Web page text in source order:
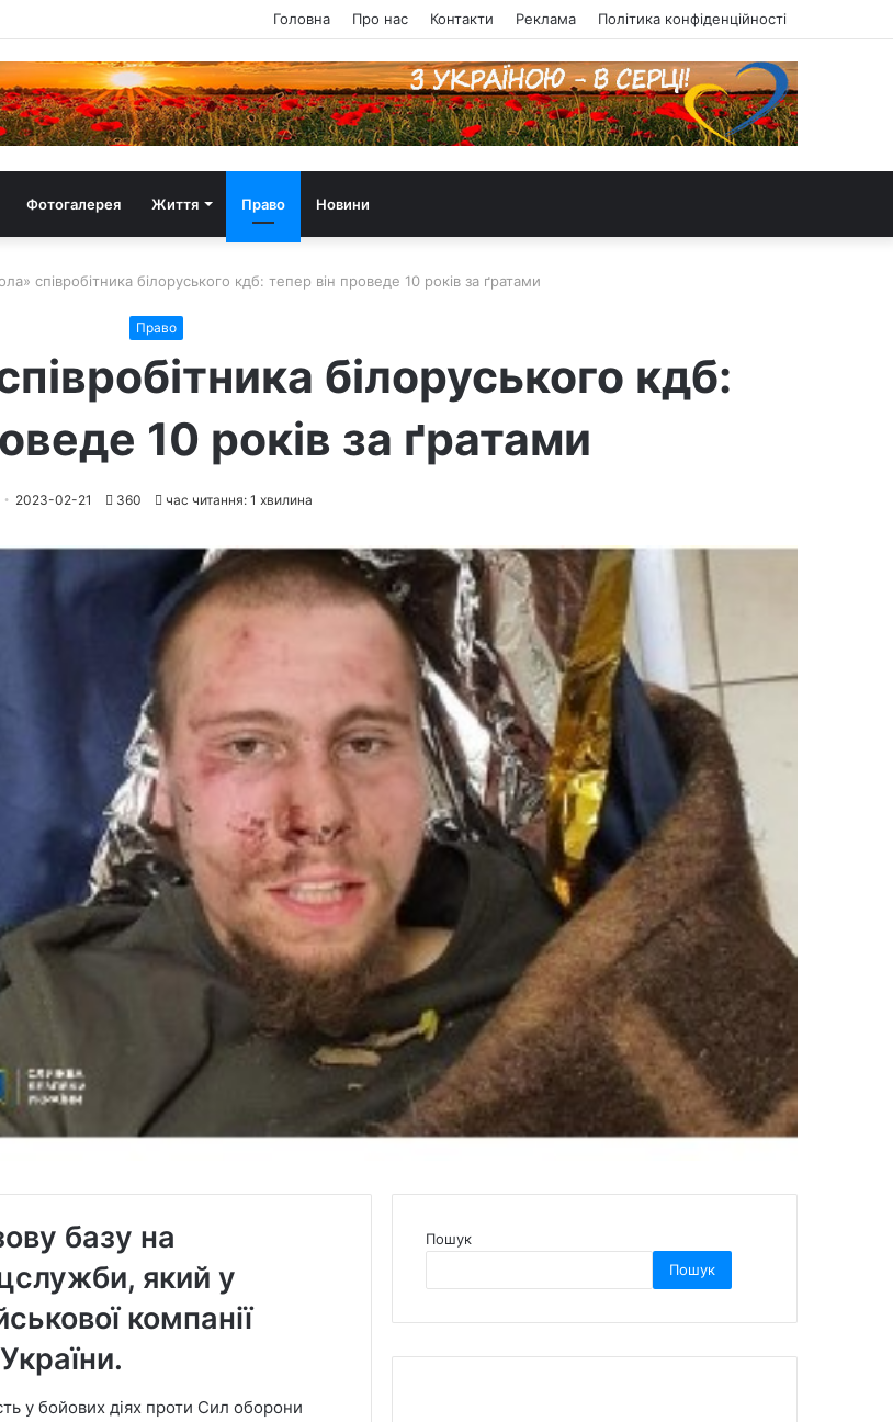
Головна Про нас Контакти Реклама Політика конфіденційності
Фотогалерея Життя Право Новини
співробітника білоруського кдб: тепер він проведе 10 років за ґратами
Право
білоруського кдб:
10 років за ґратами
2023-02-21 360 час читання: 1 хвилина
базу на
який у
компанії
у бойових діях проти Сил оборони
Пошук
Пошук